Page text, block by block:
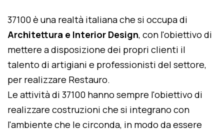
37100 è una realtà italiana che si occupa di
Architettura e Interior Design, con l'obiettivo di
mettere a disposizione dei propri clienti il
talento di artigiani e professionisti del settore,
per realizzare Restauro.
Le attività di 37100 hanno sempre l'obiettivo di
realizzare costruzioni che si integrano con
l'ambiente che le circonda, in modo da essere